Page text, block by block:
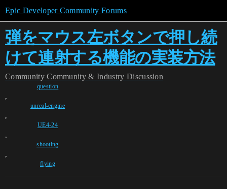
Epic Developer Community Forums
弾をマウス左ボタンで押し続
けて連射する機能の実装方法
Community Community & Industry Discussion
question
,
unreal-engine
,
UE4-24
,
shooting
,
flying